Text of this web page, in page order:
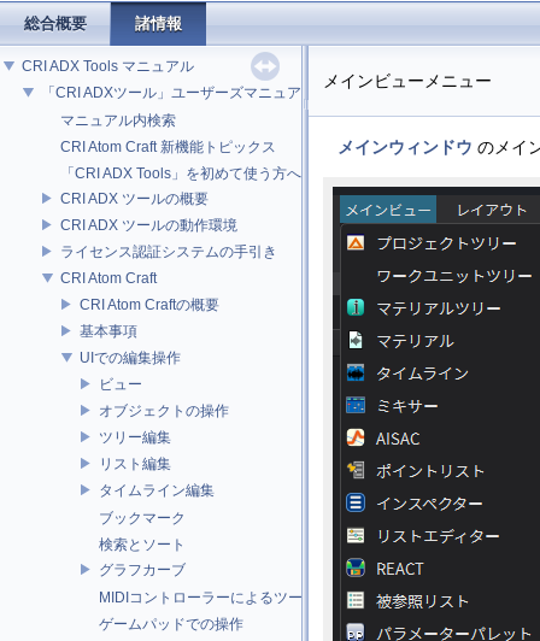
総合概要 諸情報
CRI ADX Tools マニュアル
「CRI ADXツール」ユーザーズマニュアル
マニュアル内検索
CRI Atom Craft 新機能トピックス
「CRI ADX Tools」を初めて使う方へ
CRI ADX ツールの概要
CRI ADX ツールの動作環境
ライセンス認証システムの手引き
CRI Atom Craft
CRI Atom Craftの概要
基本事項
UIでの編集操作
ビュー
オブジェクトの操作
ツリー編集
リスト編集
タイムライン編集
ブックマーク
検索とソート
グラフカーブ
MIDIコントローラーによるツール操作
ゲームパッドでの操作
メインビューメニュー
メインウィンドウ のメイ